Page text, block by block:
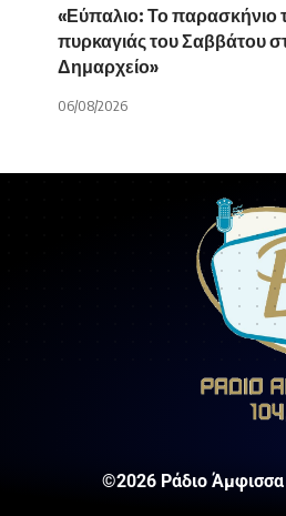
«Εύπαλιο: Το παρασκήνιο
πυρκαγιάς του Σαββάτου
Δημαρχείο»
06/08/2026
©2026 Ράδιο